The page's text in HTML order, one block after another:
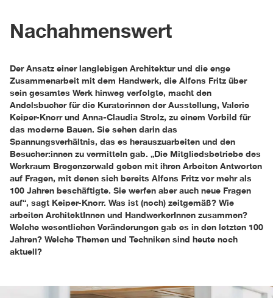
Nachahmenswert
Der Ansatz einer langlebigen Architektur und die enge
Zusammenarbeit mit dem Handwerk, die Alfons Fritz über
sein gesamtes Werk hinweg verfolgte, macht den
Andelsbucher für die Kuratorinnen der Ausstellung, Valerie
Keiper-Knorr und Anna-Claudia Strolz, zu einem Vorbild für
das moderne Bauen. Sie sehen darin das
Spannungsverhältnis, das es herauszuarbeiten und den
Besucher:innen zu vermitteln gab. „Die Mitgliedsbetriebe des
Werkraum Bregenzerwald geben mit ihren Arbeiten Antworten
auf Fragen, mit denen sich bereits Alfons Fritz vor mehr als
100 Jahren beschäftigte. Sie werfen aber auch neue Fragen
auf“, sagt Keiper-Knorr. Was ist (noch) zeitgemäß? Wie
arbeiten ArchitektInnen und HandwerkerInnen zusammen?
Welche wesentlichen Veränderungen gab es in den letzten 100
Jahren? Welche Themen und Techniken sind heute noch
aktuell?